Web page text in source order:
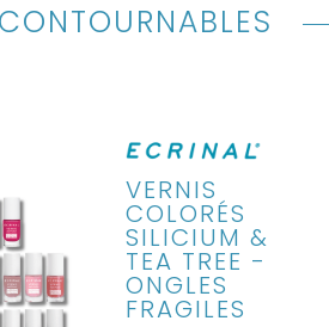
VERNIS
COLORÉS
SILICIUM &
TEA TREE -
ONGLES
FRAGILES